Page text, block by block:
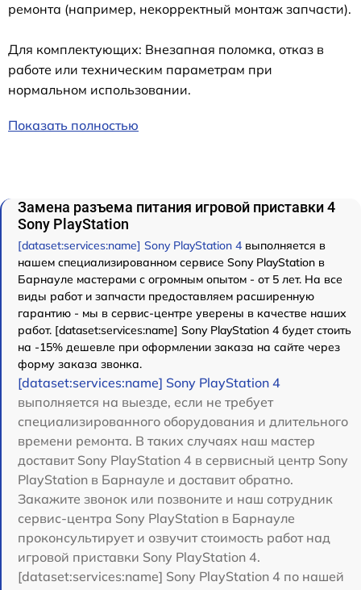
ремонта (например, некорректный монтаж запчасти).
Для комплектующих: Внезапная поломка, отказ в
работе или техническим параметрам при
нормальном использовании.
Показать полностью
Замена разъема питания игровой приставки 4
Sony PlayStation
[dataset:services:name] Sony PlayStation 4 выполняется в
нашем специализированном сервисе Sony PlayStation в
Барнауле мастерами с огромным опытом - от 5 лет. На все
виды работ и запчасти предоставляем расширенную
гарантию - мы в сервис-центре уверены в качестве наших
работ. [dataset:services:name] Sony PlayStation 4 будет стоить
на -15% дешевле при оформлении заказа на сайте через
форму заказа звонка.
[dataset:services:name] Sony PlayStation 4
выполняется на выезде, если не требует
специализированного оборудования и длительного
времени ремонта. В таких случаях наш мастер
доставит Sony PlayStation 4 в сервисный центр Sony
PlayStation в Барнауле и доставит обратно.
Закажите звонок или позвоните и наш сотрудник
сервис-центра Sony PlayStation в Барнауле
проконсультирует и озвучит стоимость работ над
игровой приставки Sony PlayStation 4.
[dataset:services:name] Sony PlayStation 4 по нашей